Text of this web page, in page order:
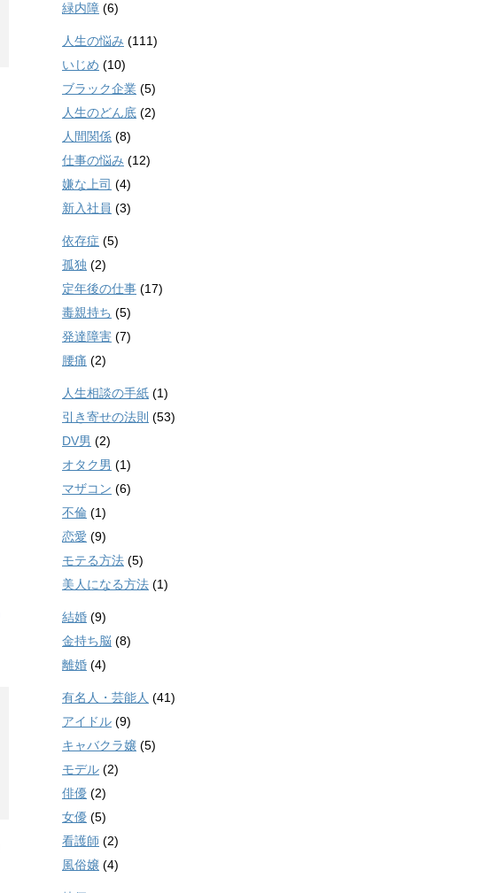
緑内障 (6)
人生の悩み (111)
いじめ (10)
ブラック企業 (5)
人生のどん底 (2)
人間関係 (8)
仕事の悩み (12)
嫌な上司 (4)
新入社員 (3)
依存症 (5)
孤独 (2)
定年後の仕事 (17)
毒親持ち (5)
発達障害 (7)
腰痛 (2)
人生相談の手紙 (1)
引き寄せの法則 (53)
DV男 (2)
オタク男 (1)
マザコン (6)
不倫 (1)
恋愛 (9)
モテる方法 (5)
美人になる方法 (1)
結婚 (9)
金持ち脳 (8)
離婚 (4)
有名人・芸能人 (41)
アイドル (9)
キャバクラ嬢 (5)
モデル (2)
俳優 (2)
女優 (5)
看護師 (2)
風俗嬢 (4)